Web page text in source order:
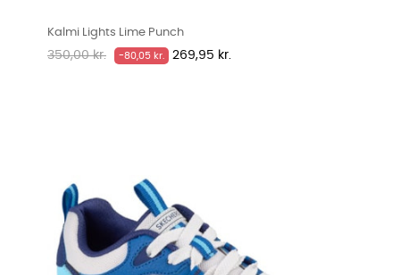
Kalmi Lights Lime Punch
Normalpris
350,00 kr. -80,05 kr. Pris
269,95 kr.